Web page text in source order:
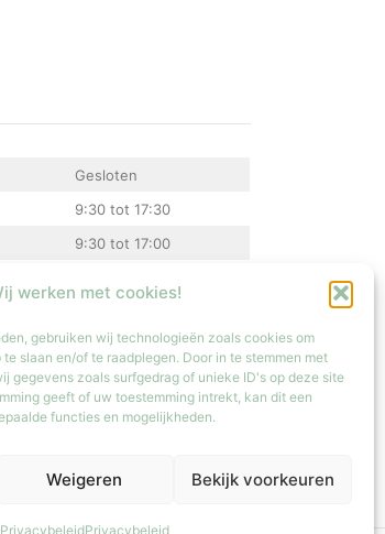
werken met cookies!
gebruiken wij technologieën zoals cookies om
slaan en/of te raadplegen. Door in te stemmen met
gegevens zoals surfgedrag of unieke ID's op deze site
geeft of uw toestemming intrekt, kan dit een
functies en mogelijkheden.
Weigeren Bekijk voorkeuren
PrivacybeleidPrivacybeleid
Gesloten
9:30 tot 17:30
9:30 tot 17:00